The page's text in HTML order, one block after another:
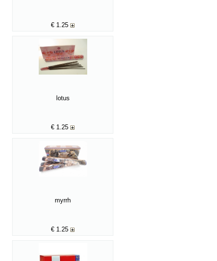
€ 1.25
lotus
€ 1.25
myrrh
€ 1.25